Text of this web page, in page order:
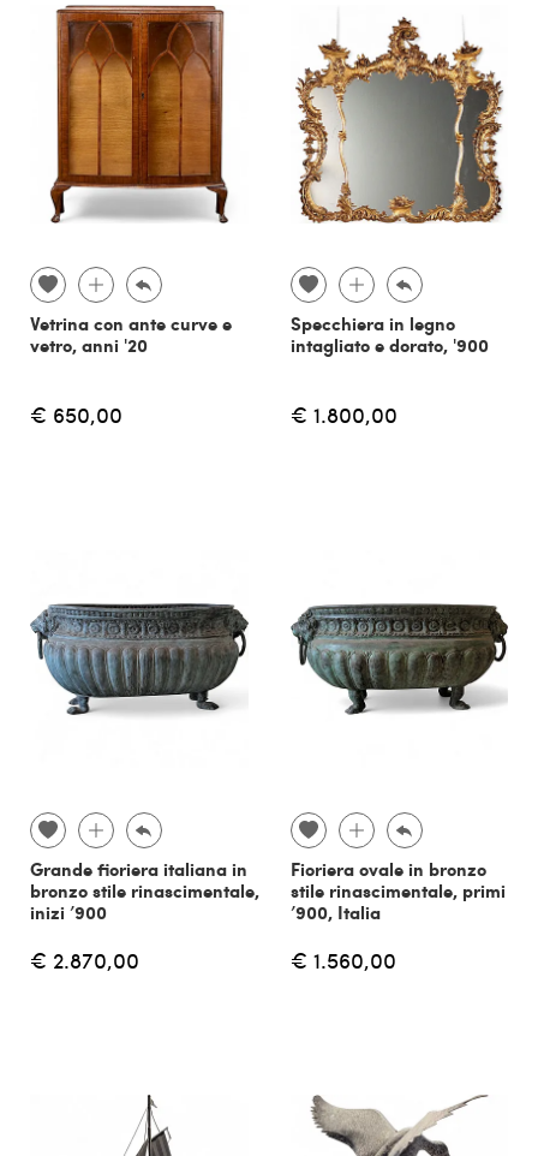
Vetrina con ante curve e
vetro, anni '20
€ 650,00
Specchiera in legno
intagliato e dorato, '900
€ 1.800,00
Grande fioriera italiana in
bronzo stile rinascimentale,
inizi ’900
€ 2.870,00
Fioriera ovale in bronzo
stile rinascimentale, primi
’900, Italia
€ 1.560,00